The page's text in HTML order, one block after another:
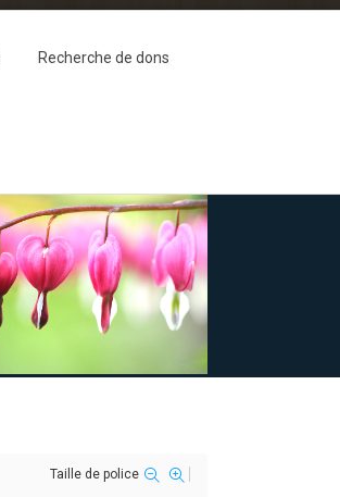
Recherche de dons
Taille de police